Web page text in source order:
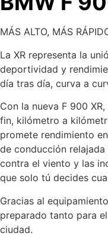
MÁS ALTO, MÁS
La XR representa la
deportividad y
día tras día, curva a
Con la nueva F 900
fin, kilómetro a
promete rendimiento
de conducción
contra el viento y las
que solo tú decides
Gracias al
preparado tanto para
ciudad.